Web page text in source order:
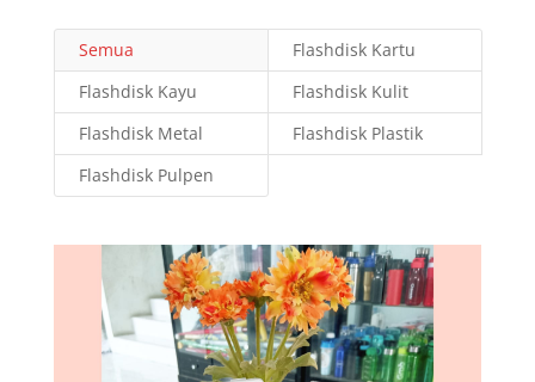
Semua
Flashdisk Kartu
Flashdisk Kayu
Flashdisk Kulit
Flashdisk Metal
Flashdisk Plastik
Flashdisk Pulpen